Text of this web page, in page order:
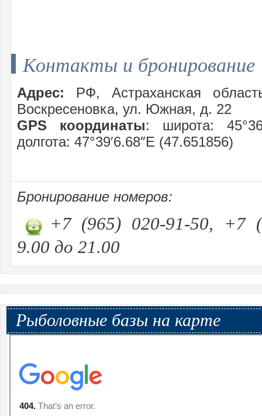
Контакты и бронирование
Адрес: РФ, Астраханская
Воскресеновка, ул. Южная, д. 22
GPS координаты: широта:
долгота: 47°39′6.68″E (47.651856)
Бронирование номеров:
+7 (965) 020-91-50, +7
9.00 до 21.00
Рыболовные базы на карте